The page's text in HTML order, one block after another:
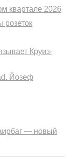
квартале 2026
розеток
Круиз-
Йозеф
— новый